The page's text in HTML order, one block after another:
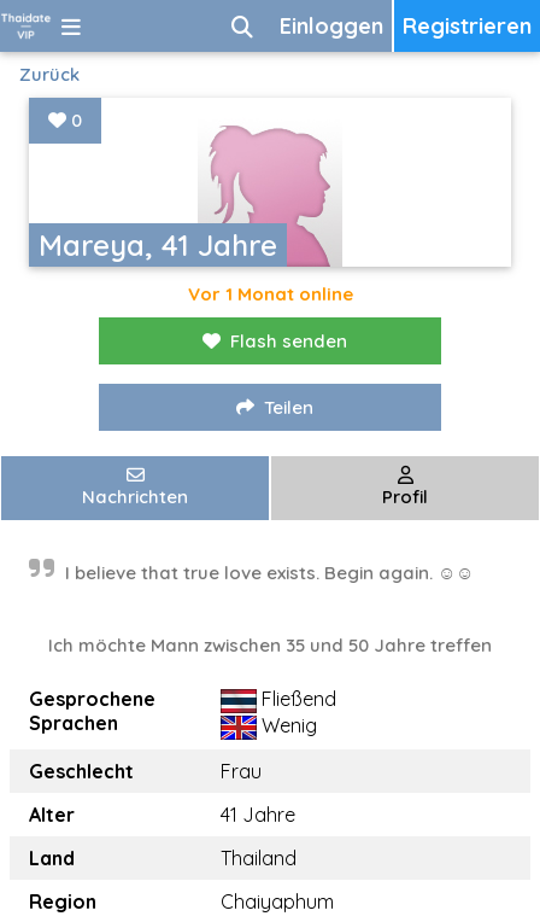
Registrieren
Einloggen
Zurück
Mareya, 41 Jahre
0
Vor 1 Monat online
Flash senden
Teilen
Nachrichten Profil
I believe that true love exists. Begin again. ☺️☺️
Ich möchte Mann zwischen 35 und 50 Jahre treffen
Gesprochene
Sprachen
Fließend
Wenig
Geschlecht
Frau
Alter
41 Jahre
Land
Thailand
Region
Chaiyaphum